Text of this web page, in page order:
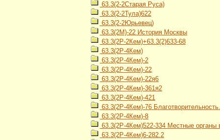
63.3(2-2Старая Руса)
63.3(2-2Тула)622
63.3(2-2Юрьевец)
63.3(2М)-22 История Москвы
63.3(2Р-2Кем)+63.3(2)633-68
63.3(2Р-4Кем)
63.3(2Р-4Кем)-2
63.3(2Р-4Кем)-22
63.3(2Р-4Кем)-22я6
63.3(2Р-4Кем)-361я2
63.3(2Р-4Кем)-421
63.3(2Р-4Кем)-76
63.3(2Р-4Кем)-8
63.3(2Р-4Кем)522-334 Местные органы
63.3(2Р-4Кем)6-282.2